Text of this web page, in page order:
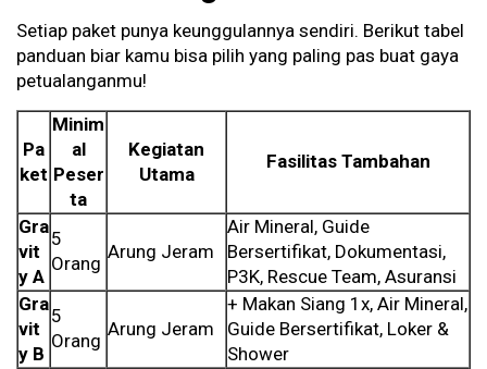
Setiap paket punya keunggulannya sendiri. Berikut tabel
panduan biar kamu bisa pilih yang paling pas buat gaya
petualanganmu!
Pa
ket
Minim
al
Peser
ta
Kegiatan
Utama
Fasilitas Tambahan
Gra
vit
y A
5
Orang
Arung Jeram
Air Mineral, Guide
Bersertifikat, Dokumentasi,
P3K, Rescue Team, Asuransi
Gra
vit
y B
5
Orang
Arung Jeram
+ Makan Siang 1x, Air Mineral,
Guide Bersertifikat, Loker &
Shower